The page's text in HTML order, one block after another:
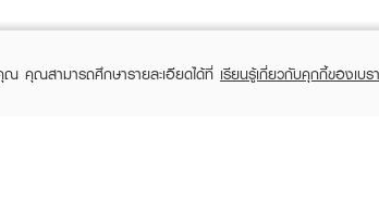
ณ คุณสามารถศึกษารายละเอียดได้ที่ เรียนรู้เกี่ยวกับคุกกี้ของเบร